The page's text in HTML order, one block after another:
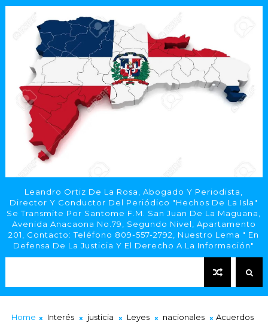
Leandro Ortiz De La Rosa, Abogado Y Periodista,
Director Y Conductor Del Periódico "Hechos De La Isla"
Se Transmite Por Santome F.M. San Juan De La Maguana,
Avenida Anacaona No.79, Segundo Nivel, Apartamento
201, Contacto: Teléfono 809-557-2792, Nuestro Lema " En
Defensa De La Justicia Y El Derecho A La Información"
Home Interés justicia Leyes nacionales
Acuerdos